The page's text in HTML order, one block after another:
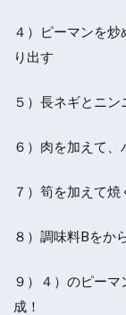
４）ピーマンを
り出す
５）長ネギとニン
６）肉を加えて、
７）筍を加えて焼
８）調味料Bをか
９）４）のピー
成！